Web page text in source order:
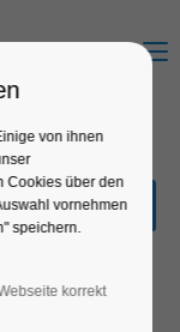
Menu
von ihnen
Cookies über den
vornehmen
speichern.
korrekt